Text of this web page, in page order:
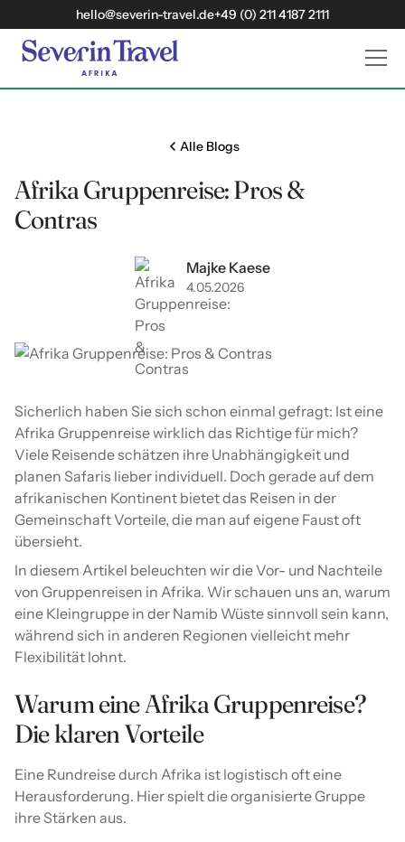
hello@severin-travel.de+49 (0) 211 4187 2111
Alle Blogs
Afrika Gruppenreise: Pros &
Contras
Majke Kaese
4 05 2026
Sicherlich haben Sie sich schon einmal gefragt: Ist eine
Afrika Gruppenreise wirklich das Richtige für mich?
Viele Reisende schätzen ihre Unabhängigkeit und
planen Safaris lieber individuell. Doch gerade auf dem
afrikanischen Kontinent bietet das Reisen in der
Gemeinschaft Vorteile, die man auf eigene Faust oft
übersieht.
In diesem Artikel beleuchten wir die Vor- und Nachteile
von Gruppenreisen in Afrika. Wir schauen uns an, warum
eine Kleingruppe in der Namib Wüste sinnvoll sein kann,
während sich in anderen Regionen vielleicht mehr
Flexibilität lohnt.
Warum eine Afrika Gruppenreise?
Die klaren Vorteile
Eine Rundreise durch Afrika ist logistisch oft eine
Herausforderung. Hier spielt die organisierte Gruppe
ihre Stärken aus.